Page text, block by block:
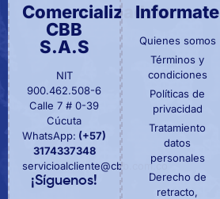
Comercializadora
CBB
S.A.S
NIT
900.462.508-6
Calle 7 # 0-39
Cúcuta
WhatsApp: (+57)
3174337348
servicioalcliente@cbb.com.co
¡Síguenos!
Informate
Quienes somos
Términos y
condiciones
Políticas de
privacidad
Tratamiento
datos
personales
Derecho de
retracto,